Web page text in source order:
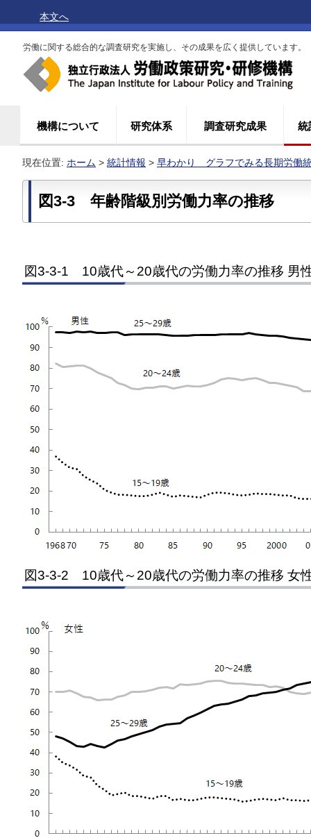
本文へ
労働に関する総合的な調査研究を実施し、その成果を広く提供しています。
機構について 研究体系 調査研究成果 統
現在位置: ホーム > 統計情報 > 早わかり グラフでみる長期労働
図3-3 年齢階級別労働力率の推移
図3-3-1 10歳代～20歳代の労働力率の推移 男
図3-3-2 10歳代～20歳代の労働力率の推移 女